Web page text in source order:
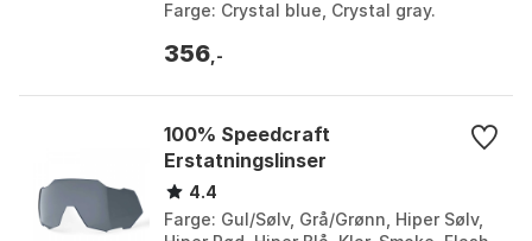
Farge: Crystal blue, Crystal gray.
356 ,-
100% Speedcraft
Erstatningslinser
4.4
Farge: Gul/Sølv, Grå/Grønn, Hiper Sølv,